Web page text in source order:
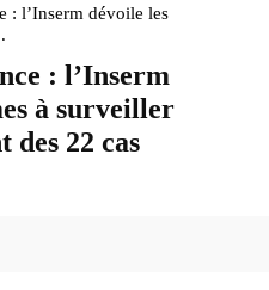
: l’Inserm dévoile les
: l’Inserm
à surveiller
des 22 cas